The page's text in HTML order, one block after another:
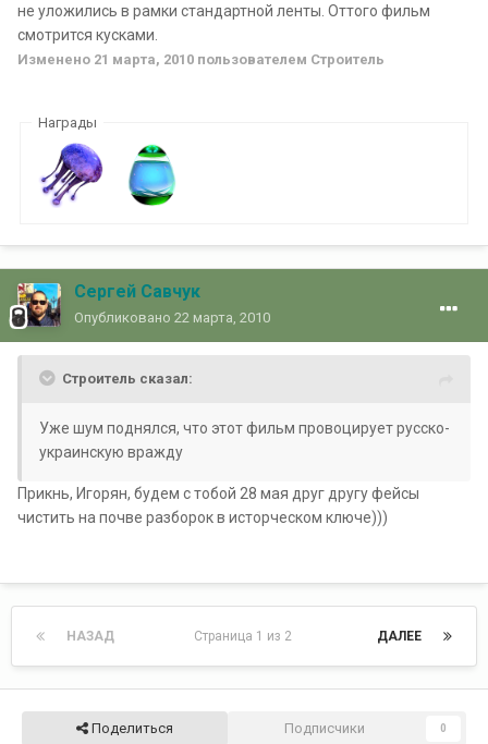
не уложились в рамки стандартной ленты. Оттого фильм
смотрится кусками.
Изменено 21 марта, 2010 пользователем Строитель
Награды
Сергей Савчук
Опубликовано 22 марта, 2010
Строитель сказал:
Уже шум поднялся, что этот фильм провоцирует русско-
украинскую вражду
Прикнь, Игорян, будем с тобой 28 мая друг другу фейсы
чистить на почве разборок в исторческом ключе)))
НАЗАД ДАЛЕЕ
Страница 1 из 2
Поделиться Подписчики 0